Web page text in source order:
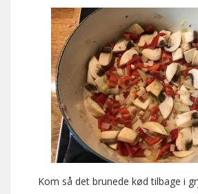
Kom så det brunede kød tilbage i